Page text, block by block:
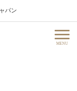
パン